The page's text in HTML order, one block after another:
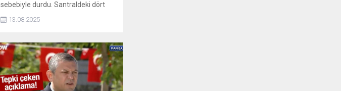
sebebiyle durdu. Santraldeki dört
reaktör acilen kapatıldı.
13.08.2025